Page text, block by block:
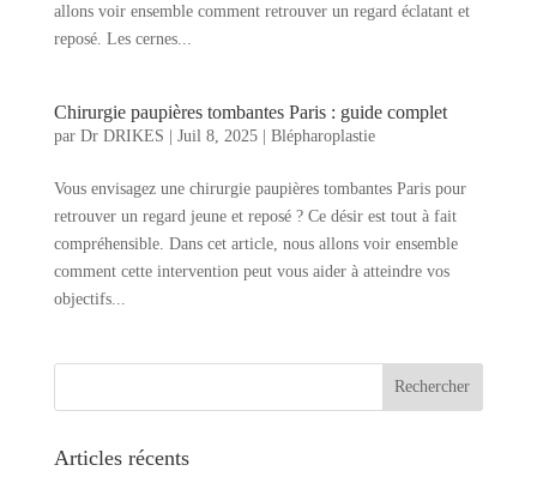
allons voir ensemble comment retrouver un regard éclatant et
reposé. Les cernes...
Chirurgie paupières tombantes Paris : guide complet
par Dr DRIKES | Juil 8, 2025| Blépharoplastie
Vous envisagez une chirurgie paupières tombantes Paris pour
retrouver un regard jeune et reposé ? Ce désir est tout à fait
compréhensible. Dans cet article, nous allons voir ensemble
comment cette intervention peut vous aider à atteindre vos
objectifs...
Articles récents